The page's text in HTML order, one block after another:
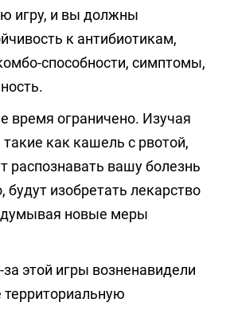
игру, и вы должны
к антибиотикам,
способности, симптомы,
время ограничено. Изучая
как кашель с рвотой,
распознавать вашу болезнь
будут изобретать лекарство
новые меры
этой игры возненавидели